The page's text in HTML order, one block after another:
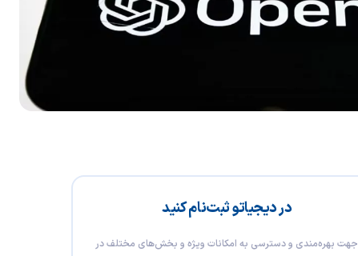
در دیجیاتو ثبت‌نام کنید
جهت بهره‌مندی و دسترسی به امکانات ویژه و بخش‌های مختلف در